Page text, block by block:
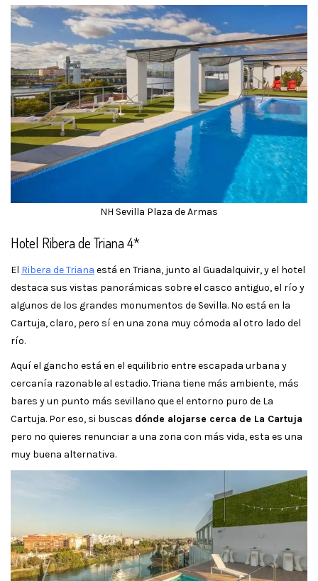
NH Sevilla Plaza de Armas
Hotel Ribera de Triana 4*
El Ribera de Triana está en Triana, junto al Guadalquivir, y el hotel
destaca sus vistas panorámicas sobre el casco antiguo, el río y
algunos de los grandes monumentos de Sevilla. No está en la
Cartuja, claro, pero sí en una zona muy cómoda al otro lado del
río.
Aquí el gancho está en el equilibrio entre escapada urbana y
cercanía razonable al estadio. Triana tiene más ambiente, más
bares y un punto más sevillano que el entorno puro de La
Cartuja. Por eso, si buscas dónde alojarse cerca de La Cartuja
pero no quieres renunciar a una zona con más vida, esta es una
muy buena alternativa.